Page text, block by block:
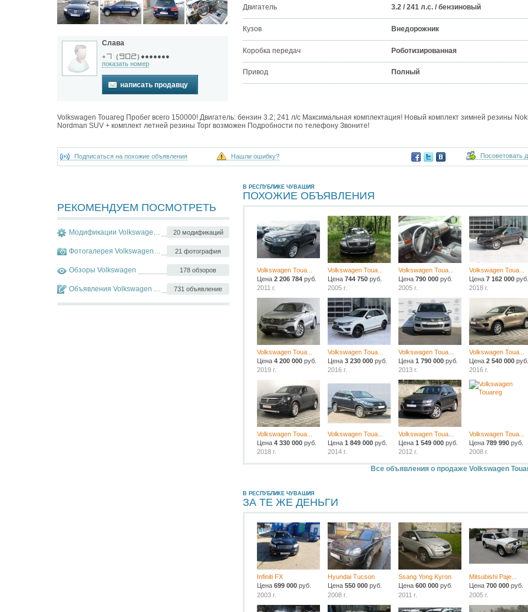
Слава
+ ( ) ●●●●●●●
показать номер
написать продавцу
Двигатель 3.2 / 241 л.с. / бензиновый
Кузов Внедорожник
Коробка передач Роботизированная
Привод Полный
Volkswagen Touareg Пробег всего 150000! Двигатель: бензин 3.2; 241 л/с Максимальная комплектация! Новый комплект зимней резины
Nordman SUV + комплект летней резины Торг возможен Подробности по телефону Звоните!
Посоветовать
Подписаться на похожие объявления Нашли ошибку?
РЕКОМЕНДУЕМ ПОСМОТРЕТЬ
20 модификаций
Модификации Volkswagen Touareg
21 фотография
Фотогалерея Volkswagen Touareg
178 обзоров
Обзоры Volkswagen
731 объявление
Объявления Volkswagen Touareg
В РЕСПУБЛИКЕ ЧУВАШИЯ
ПОХОЖИЕ ОБЪЯВЛЕНИЯ
Volkswagen Toua...
Цена2 206 784 руб.
2011 г.
Volkswagen Toua...
Цена744 750 руб.
2005 г.
Volkswagen Toua...
Цена 790 000руб.
2005 г.
Volkswagen Toua...
Цена 7 162 000руб.
2018 г.
Volkswagen Toua...
Цена4 200 000 руб.
2019 г.
Volkswagen Toua...
Цена3 230 000 руб.
2016 г.
Volkswagen Toua...
Цена 1 790 000руб.
2013 г.
Volkswagen Toua...
Цена 2 540 000руб.
2016 г.
Volkswagen Toua...
Цена4 330 000 руб.
2018 г.
Volkswagen Toua...
Цена1 849 000 руб.
2014 г.
Volkswagen Toua...
Цена 1 549 000руб.
2012 г.
Volkswagen Toua...
Цена 789 990руб.
2008 г.
Все объявления о продаже Volkswagen
В РЕСПУБЛИКЕ ЧУВАШИЯ
ЗА ТЕ ЖЕ ДЕНЬГИ
Infiniti FX
Цена699 000 руб.
2003 г.
Hyundai Tucson
Цена550 000 руб.
2008 г.
Ssang Yong Kyron
Цена 600 000руб.
2011 г.
Mitsubishi Paje...
Цена 700 000руб.
2005 г.